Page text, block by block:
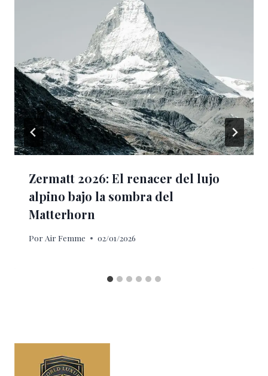
Zermatt 2026: El renacer del lujo
alpino bajo la sombra del
Matterhorn
Por Air Femme 02/01/2026